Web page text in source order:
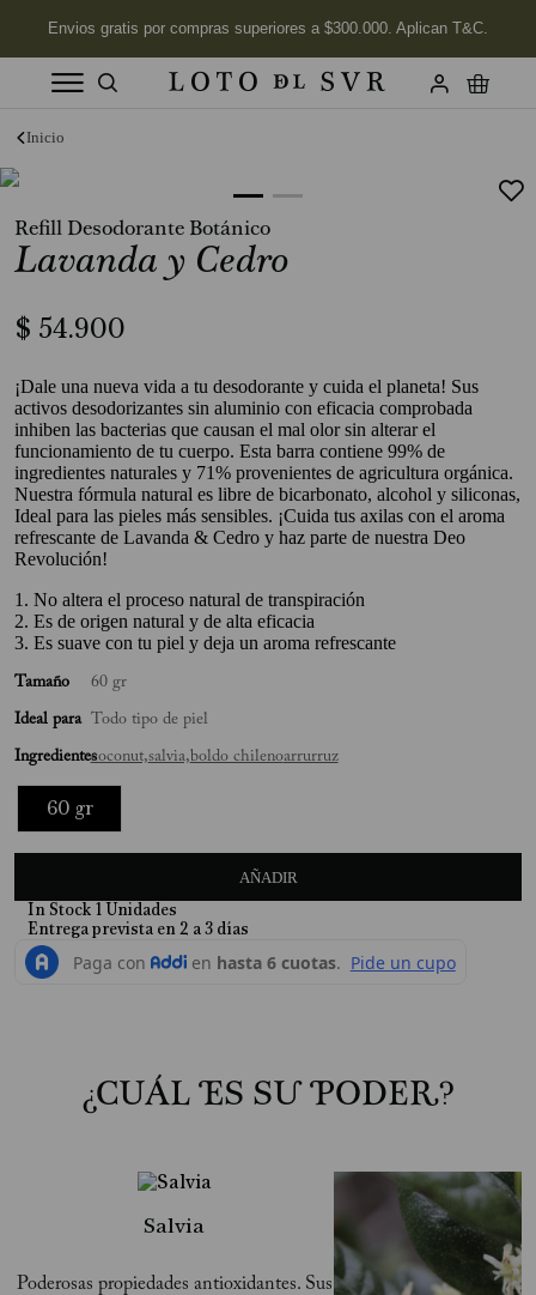
Refill Desodorante Botánico
Lavanda y Cedro
$ 54.900
¡Dale una nueva vida a tu desodorante y cuida el planeta! Sus
activos desodorizantes sin aluminio con eficacia comprobada
inhiben las bacterias que causan el mal olor sin alterar el
funcionamiento de tu cuerpo. Esta barra contiene 99% de
ingredientes naturales y 71% provenientes de agricultura orgánica.
Nuestra fórmula natural es libre de bicarbonato, alcohol y siliconas,
Ideal para las pieles más sensibles. ¡Cuida tus axilas con el aroma
refrescante de Lavanda & Cedro y haz parte de nuestra Deo
Revolución!
1. No altera el proceso natural de transpiración
2. Es de origen natural y de alta eficacia
3. Es suave con tu piel y deja un aroma refrescante
Tamaño 60 gr
Ideal para Todo tipo de piel
Ingredientescoconut,salvia,boldo chilenoarrurruz
60 gr
AÑADIR
In Stock 1Unidades
¿CUÁL ES SU PODER?
Salvia
Poderosas propiedades antioxidantes. Sus
Términos más buscados
2. Jabon
3. Labios
4
6. Kits
7. Jabón Cuerpo
8. Desodorante
9. Verbena
10. Mimosa